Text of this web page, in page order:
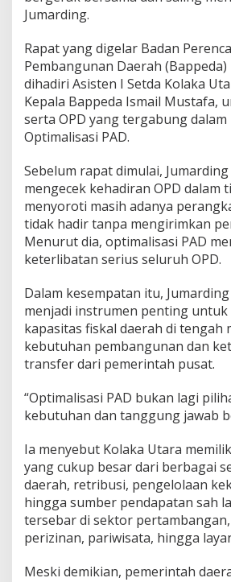
i
n
g
k
a
t
k
n
P
A
D
Jumarding.
Rapat yang digelar Badan
Pembangunan Daerah
dihadiri Asisten I Setda Kolaka
Kepala Bappeda Ismail Mustafa,
serta OPD yang tergabung
Optimalisasi PAD.
Sebelum rapat dimulai,
mengecek kehadiran OPD dalam
menyoroti masih adanya
tidak hadir tanpa mengirimkan
Menurut dia, optimalisasi PAD
keterlibatan serius seluruh OPD.
Dalam kesempatan itu,
menjadi instrumen penting
kapasitas fiskal daerah di tengah
kebutuhan pembangunan dan
transfer dari pemerintah pusat.
“Optimalisasi PAD bukan lagi
kebutuhan dan tanggung jawab
Ia menyebut Kolaka Utara
yang cukup besar dari berbagai
daerah, retribusi, pengelolaan
hingga sumber pendapatan sah
tersebar di sektor
perizinan, pariwisata, hingga
Meski demikian, pemerintah